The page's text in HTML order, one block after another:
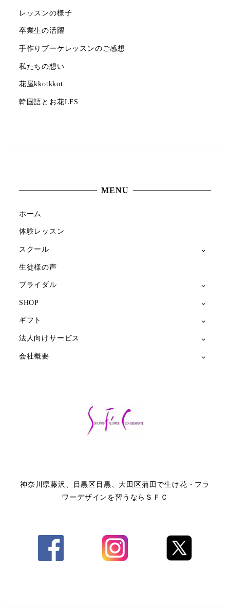
レッスンの様子
卒業生の活躍
手作りブーケレッスンのご感想
私たちの想い
花屋kkotkkot
韓国語とお花LFS
MENU
ホーム
体験レッスン
スクール
生徒様の声
ブライダル
SHOP
ギフト
法人向けサービス
会社概要
神奈川県藤沢、目黒区目黒、大田区蒲田で生け花・フラ
ワーデザインを習うならＳＦＣ